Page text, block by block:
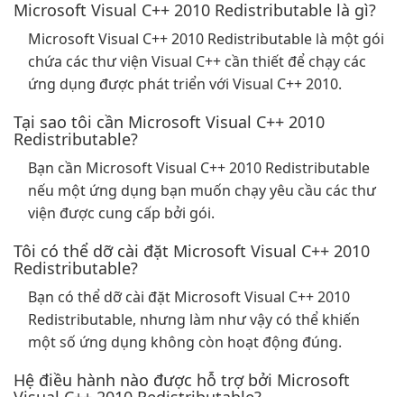
Microsoft Visual C++ 2010 Redistributable là gì?
Microsoft Visual C++ 2010 Redistributable là một gói
chứa các thư viện Visual C++ cần thiết để chạy các
ứng dụng được phát triển với Visual C++ 2010.
Tại sao tôi cần Microsoft Visual C++ 2010
Redistributable?
Bạn cần Microsoft Visual C++ 2010 Redistributable
nếu một ứng dụng bạn muốn chạy yêu cầu các thư
viện được cung cấp bởi gói.
Tôi có thể dỡ cài đặt Microsoft Visual C++ 2010
Redistributable?
Bạn có thể dỡ cài đặt Microsoft Visual C++ 2010
Redistributable, nhưng làm như vậy có thể khiến
một số ứng dụng không còn hoạt động đúng.
Hệ điều hành nào được hỗ trợ bởi Microsoft